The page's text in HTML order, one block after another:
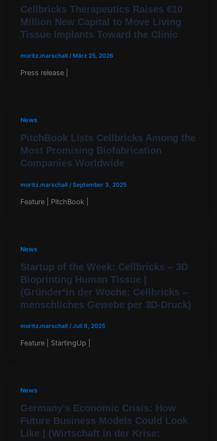
Cellbricks Therapeutics Raises €10
Million New Capital to Move Living
Tissue Implants Toward the Clinic​
moritz.marschall / März 25, 2026
Press release |
News
PitchBook Lists Cellbricks Among the
Most Promising Biofabrication
Companies Worldwide
moritz.marschall /September 3, 2025
Feature | PitchBook |
News
Startup of the Week: Cellbricks – 3D
Bioprinting Human Tissue |
(Gründer*in der Woche: Cellbricks –
menschliches Gewebe per 3D-Druck)
moritz.marschall /Juli 8, 2025
Feature | StartingUp |
News
Germany’s Economic Crisis: How
Future Business Models Could Look
Like | (Wirtschaft in der Krise: